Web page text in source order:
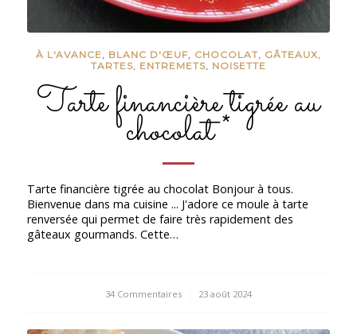
À L'AVANCE, BLANC D'ŒUF, CHOCOLAT, GÂTEAUX,
TARTES, ENTREMETS, NOISETTE
Tarte financière tigrée au
chocolat *
Tarte financière tigrée au chocolat Bonjour à tous.
Bienvenue dans ma cuisine ... J'adore ce moule à tarte
renversée qui permet de faire très rapidement des
gâteaux gourmands. Cette…
34 Commentaires
/ 23 août 2024